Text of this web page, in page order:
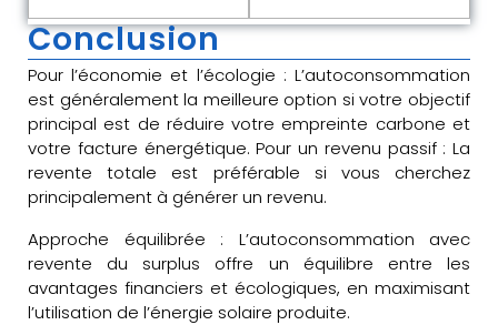
Conclusion
Pour l’économie et l’écologie : L’autoconsommation
est généralement la meilleure option si votre objectif
principal est de réduire votre empreinte carbone et
votre facture énergétique. Pour un revenu passif : La
revente totale est préférable si vous cherchez
principalement à générer un revenu.
Approche équilibrée : L’autoconsommation avec
revente du surplus offre un équilibre entre les
avantages financiers et écologiques, en maximisant
l’utilisation de l’énergie solaire produite.